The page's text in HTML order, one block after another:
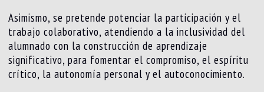
Asimismo, se pretende potenciar la participación y el
trabajo colaborativo, atendiendo a la inclusividad del
alumnado con la construcción de aprendizaje
significativo, para fomentar el compromiso, el espíritu
crítico, la autonomía personal y el autoconocimiento.